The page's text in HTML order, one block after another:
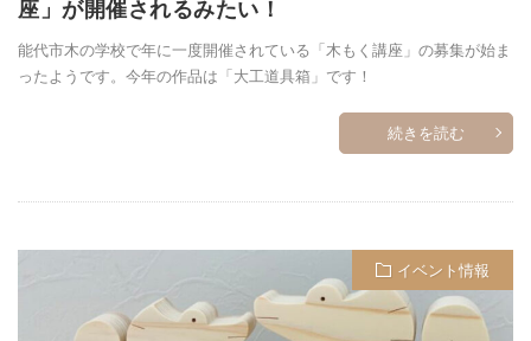
座」が開催されるみたい！
能代市木の学校で年に一度開催されている「木もく講座」の募集が始ま
ったようです。今年の作品は「大工道具箱」です！
続きを読む
イベント情報